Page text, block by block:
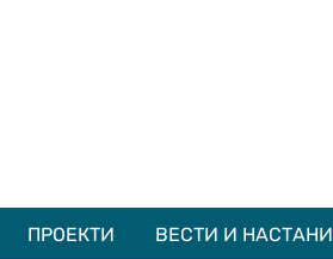
ПРОЕКТИ ВЕСТИ И НАСТАНИ